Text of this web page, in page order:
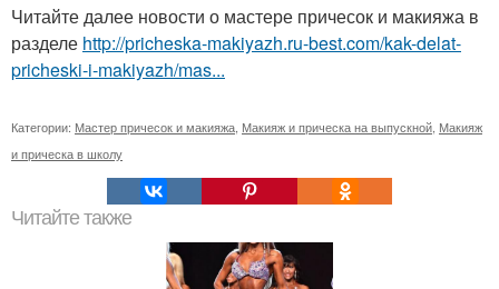
Читайте далее новости о мастере причесок и макияжа в
разделе http://pricheska-makiyazh.ru-best.com/kak-delat-
pricheski-i-makiyazh/mas...
Категории: Мастер причесок и макияжа Макияж и прическа на выпускной Макияж
и прическа в школу
Читайте также